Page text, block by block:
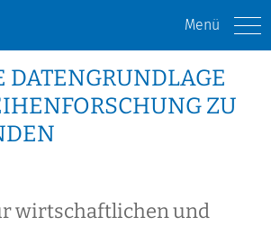
Menü
DATENGRUNDLAGE
ZU
wirtschaftlichen und